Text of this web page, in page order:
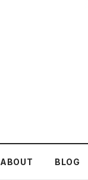
ABOUT BLOG